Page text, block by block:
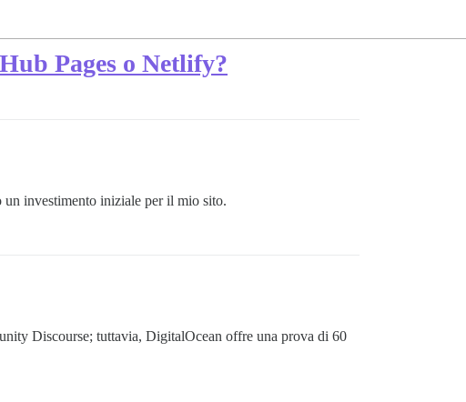
Pages o Netlify?
un investimento iniziale per il mio sito.
Discourse; tuttavia, DigitalOcean offre una prova di 60